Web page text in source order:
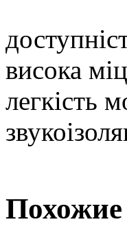
висока
легкість